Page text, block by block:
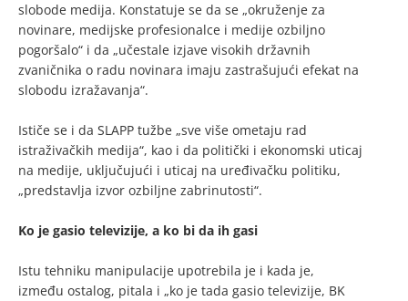
slobode medija. Konstatuje se da se „okruženje za
novinare, medijske profesionalce i medije ozbiljno
pogoršalo“ i da „učestale izjave visokih državnih
zvaničnika o radu novinara imaju zastrašujući efekat na
slobodu izražavanja“.
Ističe se i da SLAPP tužbe „sve više ometaju rad
istraživačkih medija“, kao i da politički i ekonomski uticaj
na medije, uključujući i uticaj na uređivačku politiku,
„predstavlja izvor ozbiljne zabrinutosti“.
Ko je gasio televizije, a ko bi da ih gasi
Istu tehniku manipulacije upotrebila je i kada je,
između ostalog, pitala i „ko je tada gasio televizije, BK